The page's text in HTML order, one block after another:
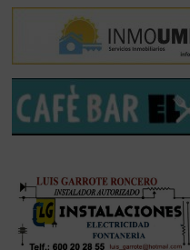
RAFITA
RENUEVA
CON
EL
MAZAGÓN